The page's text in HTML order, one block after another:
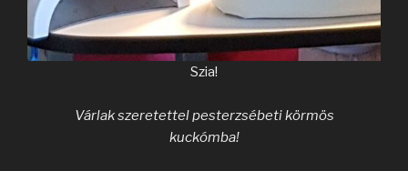
Szia!
Várlak szeretettel pesterzsébeti körmös
kuckómba!